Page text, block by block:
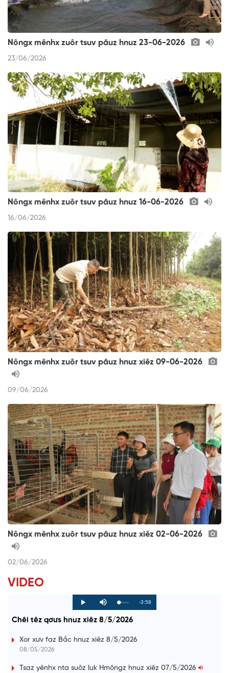
Nôngx mênhx zuôr tsuv pâuz hnuz 23-06-2026
23/06/2026
Nôngx mênhx zuôr tsuv pâuz hnuz 16-06-2026
16/06/2026
Nôngx mênhx zuôr tsuv pâuz hnuz xiêz 09-06-2026
09/06/2026
Nôngx mênhx zuôr tsuv pâuz hnuz xiêz 02-06-2026
02/06/2026
VIDEO
P
l
y
M
u
e
L
o
d
0
P
r
g
s
R
-3:58
Chêi têz qơưs hnuz xiêz 8/5/2026
Xor xưv faz Bắc hnuz xiêz 8/5/2026
08/05/2026
Tsaz yênhx nta suôz luk Hmôngz hnuz xiêz 07/5/2026